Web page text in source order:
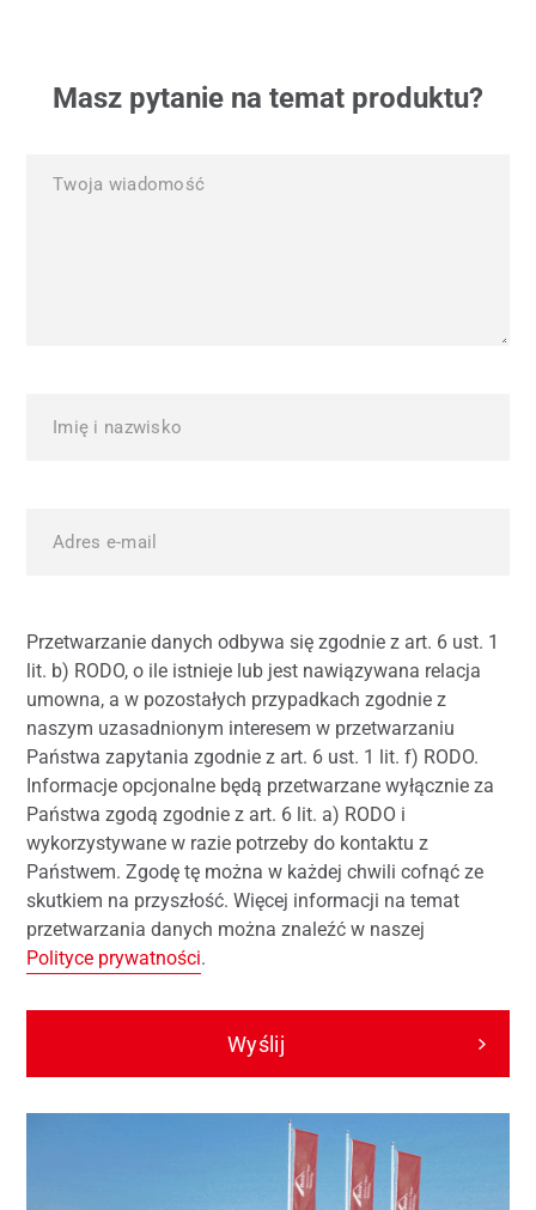
Masz pytanie na temat produktu?
Przetwarzanie danych odbywa się zgodnie z art. 6 ust. 1
lit. b) RODO, o ile istnieje lub jest nawiązywana relacja
umowna, a w pozostałych przypadkach zgodnie z
naszym uzasadnionym interesem w przetwarzaniu
Państwa zapytania zgodnie z art. 6 ust. 1 lit. f) RODO.
Informacje opcjonalne będą przetwarzane wyłącznie za
Państwa zgodą zgodnie z art. 6 lit. a) RODO i
wykorzystywane w razie potrzeby do kontaktu z
Państwem. Zgodę tę można w każdej chwili cofnąć ze
skutkiem na przyszłość. Więcej informacji na temat
przetwarzania danych można znaleźć w naszej
Polityce prywatności.
Wyślij